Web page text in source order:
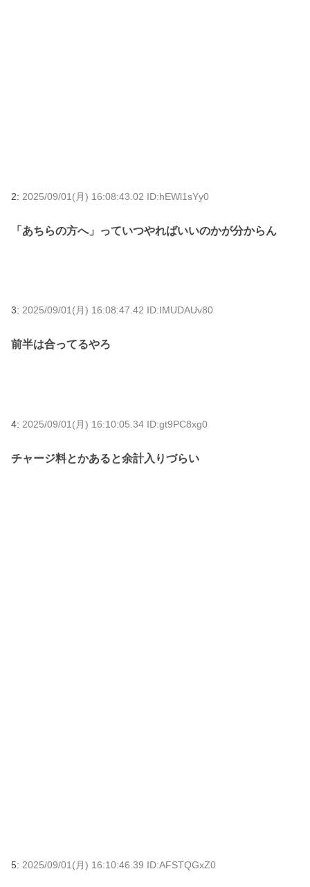
2: 2025/09/01(月) 16:08:43.02 ID:hEWl1sYy0
「あちらの方へ」っていつやればいいのかが分からん
3: 2025/09/01(月) 16:08:47.42 ID:IMUDAUv80
前半は合ってるやろ
4: 2025/09/01(月) 16:10:05.34 ID:gt9PC8xg0
チャージ料とかあると余計入りづらい
5: 2025/09/01(月) 16:10:46.39 ID:AFSTQGxZ0